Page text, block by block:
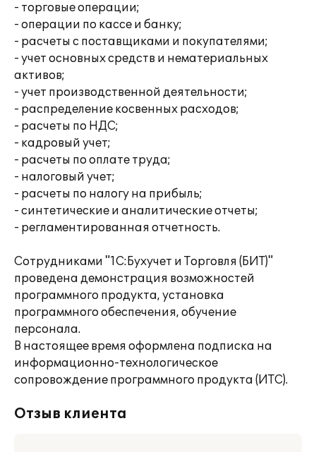
- торговые операции;
- операции по кассе и банку;
- расчеты с поставщиками и покупателями;
- учет основных средств и нематериальных
активов;
- учет производственной деятельности;
- распределение косвенных расходов;
- расчеты по НДС;
- кадровый учет;
- расчеты по оплате труда;
- налоговый учет;
- расчеты по налогу на прибыль;
- синтетические и аналитические отчеты;
- регламентированная отчетность.
Сотрудниками "1С:Бухучет и Торговля (БИТ)"
проведена демонстрация возможностей
программного продукта, установка
программного обеспечения, обучение
персонала.
В настоящее время оформлена подписка на
информационно-технологическое
сопровождение программного продукта (ИТС).
Отзыв клиента